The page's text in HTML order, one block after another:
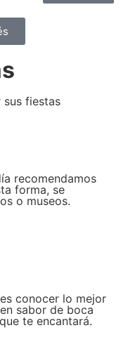
sus fiestas
recomendamos
forma, se
o museos.
conocer lo mejor
sabor de boca
te encantará.